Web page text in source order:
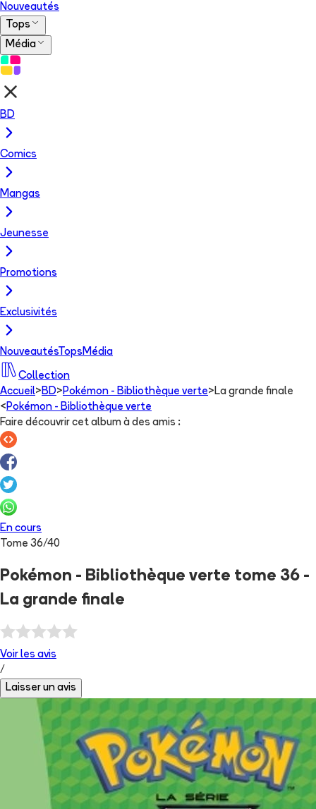
Nouveautés
Tops
Média
BD
Comics
Mangas
Jeunesse
Promotions
Exclusivités
NouveautésTops Média
Collection
Accueil> BD> Pokémon - Bibliothèque verte> La grande finale
< Pokémon - Bibliothèque verte
Faire découvrir cet album à des amis :
En cours
Tome 36/40
Pokémon - Bibliothèque verte tome 36 -
La grande finale
Voir les avis
/
Laisser un avis